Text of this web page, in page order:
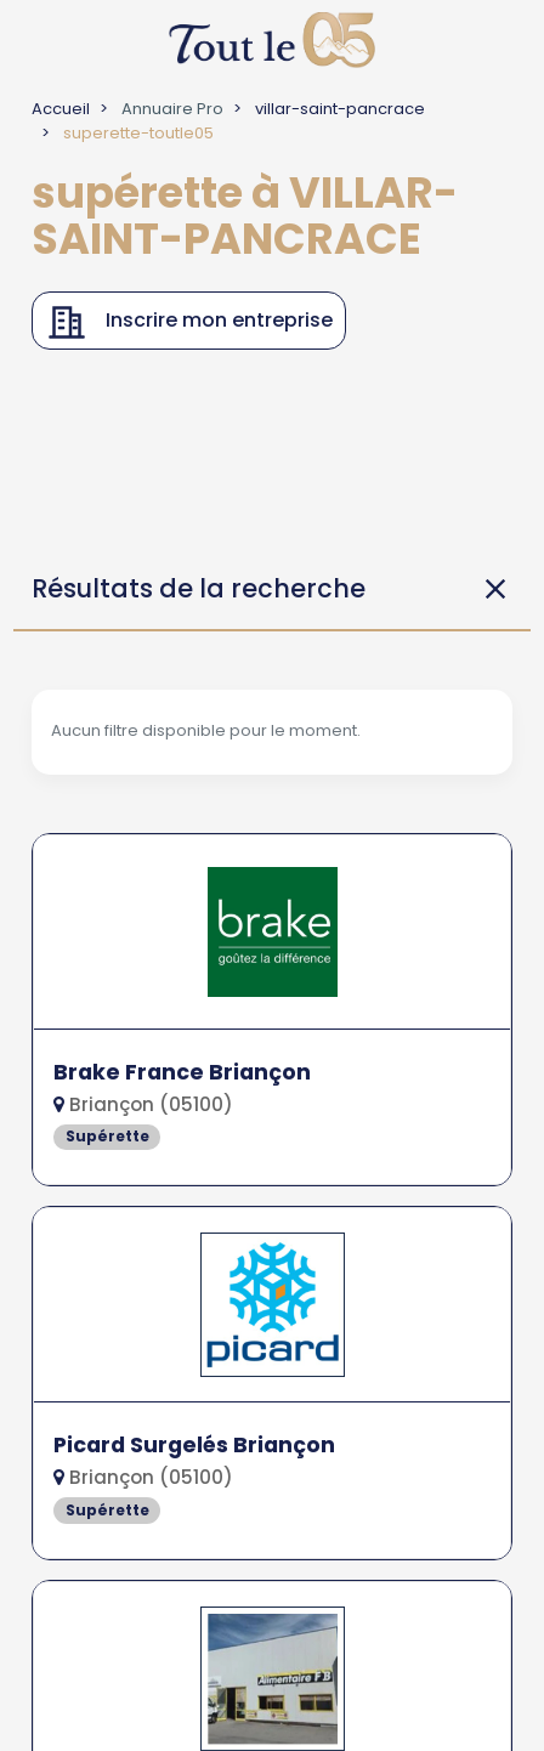
Accueil Annuaire Pro
villar-saint-pancrace
superette-toutle05
supérette à VILLAR-
SAINT-PANCRACE
Inscrire mon entreprise
Résultats de la recherche
Aucun filtre disponible pour le moment.
Brake France Briançon
Briançon (05100)
Supérette
Picard Surgelés Briançon
Briançon (05100)
Supérette